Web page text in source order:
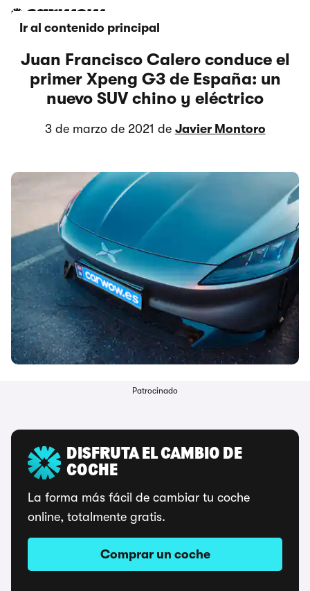
Ir al contenido principal
Juan Francisco Calero conduce el
primer Xpeng G3 de España: un
nuevo SUV chino y eléctrico
3 de marzo de 2021 de Javier Montoro
Patrocinado
DISFRUTA EL CAMBIO DE
COCHE
La forma más fácil de cambiar tu coche
online, totalmente gratis.
Comprar un coche